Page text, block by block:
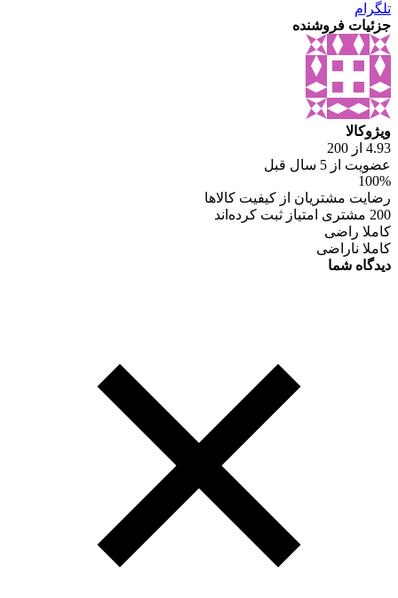
تلگرام
جزئیات فروشنده
ویژوکالا
4.93 از 200
عضویت از 5 سال قبل
100%
رضایت مشتریان از کیفیت کالاها
200 مشتری امتیاز ثبت کرده‌اند
کاملا راضی
کاملا ناراضی
دیدگاه شما